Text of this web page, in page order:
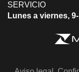
SERVICIO
Lunes a viernes,